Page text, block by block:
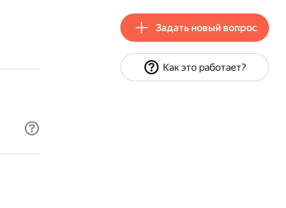
Задать новый вопрос
Как это работает?